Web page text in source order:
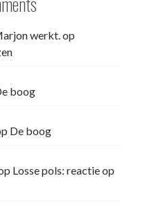
werkt.op
boog
De boog
Losse pols: reactie op